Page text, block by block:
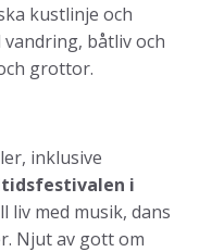
kustlinje och
båtliv och
grottor.
inklusive
i
liv med musik, dans
Njut av gott om